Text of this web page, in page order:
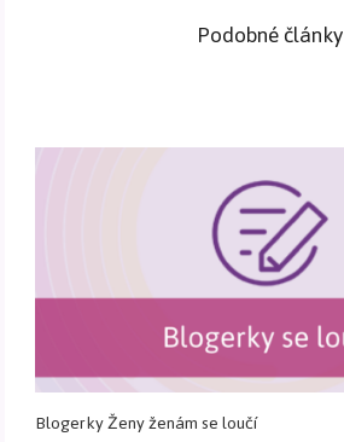
Podobné články
Blogerky Ženy ženám se loučí